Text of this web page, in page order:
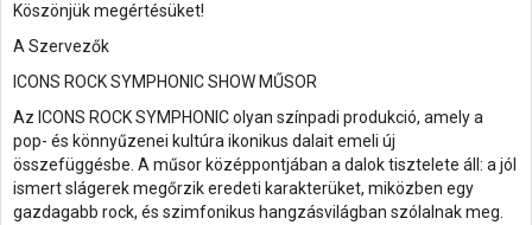
Köszönjük megértésüket!
A Szervezők
ICONS ROCK SYMPHONIC SHOW MŰSOR
Az ICONS ROCK SYMPHONIC olyan színpadi produkció, amely a
pop- és könnyűzenei kultúra ikonikus dalait emeli új
összefüggésbe. A műsor középpontjában a dalok tisztelete áll: a jól
ismert slágerek megőrzik eredeti karakterüket, miközben egy
gazdagabb rock, és szimfonikus hangzásvilágban szólalnak meg.